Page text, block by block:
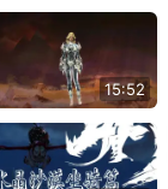
15:52